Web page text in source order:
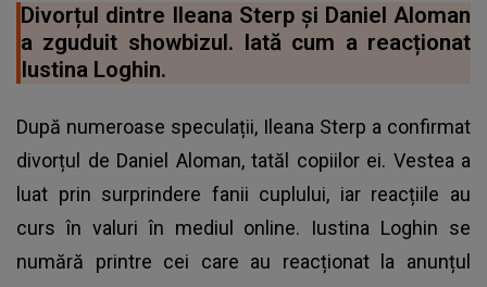
Divorțul dintre Ileana Sterp și Daniel Aloman
a zguduit showbizul. Iată cum a reacționat
Iustina Loghin.
După numeroase speculații, Ileana Sterp a confirmat
divorțul de Daniel Aloman, tatăl copiilor ei. Vestea a
luat prin surprindere fanii cuplului, iar reacțiile au
curs în valuri în mediul online. Iustina Loghin se
numără printre cei care au reacționat la anunțul